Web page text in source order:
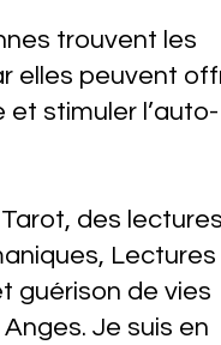
trouvent les
elles peuvent
stimuler l’auto-
des lectures
Lectures
guérison de vies
Je suis en